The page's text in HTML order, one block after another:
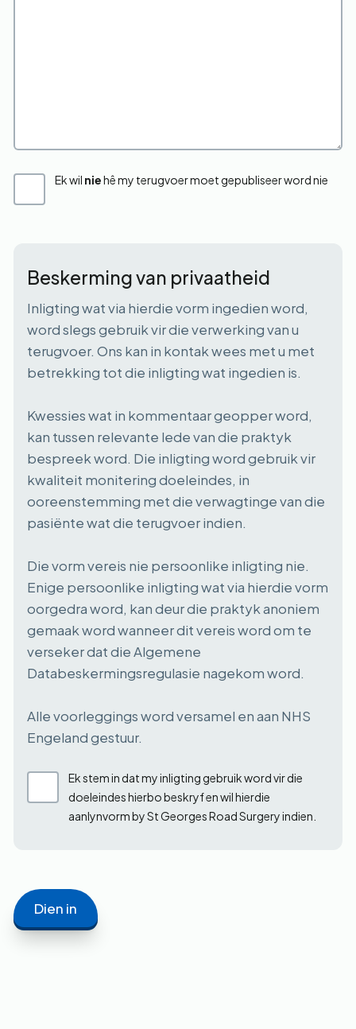
Ek wil niehê my terugvoer moet gepubliseer word nie
Beskerming van privaatheid
Inligting wat via hierdie vorm ingedien word,
word slegs gebruik vir die verwerking van u
terugvoer. Ons kan in kontak wees met u met
betrekking tot die inligting wat ingedien is.
Kwessies wat in kommentaar geopper word,
kan tussen relevante lede van die praktyk
bespreek word. Die inligting word gebruik vir
kwaliteit monitering doeleindes, in
ooreenstemming met die verwagtinge van die
pasiënte wat die terugvoer indien.
Die vorm vereis nie persoonlike inligting nie.
Enige persoonlike inligting wat via hierdie vorm
oorgedra word, kan deur die praktyk anoniem
gemaak word wanneer dit vereis word om te
verseker dat die Algemene
Databeskermingsregulasie nagekom word.
Alle voorleggings word versamel en aan NHS
Engeland gestuur.
Ek stem in dat my inligting gebruik word vir die
doeleindes hierbo beskryf en wil hierdie
aanlynvorm by St Georges Road Surgery indien.